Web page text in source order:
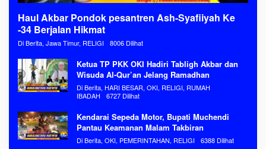
Haul Akbar Pondok pesantren Ash-Syafiiyah Ke
-34 Berjalan Hikmat
Di Berita, Jawa Timur, RELIGI 8006 Dilihat
Ketua TP PKK OKI Hadiri Tabligh Akbar dan
Wisuda Al-Qur’an Jelang Ramadhan
Di Berita, HARI BESAR, OKI, RELIGI, RUMAH
IBADAH
6727 Dilihat
Kendarai Sepeda Motor, Bupati Muchendi
Pantau Keamanan Malam Takbiran
Di Berita, OKI, PEMERINTAHAN, RELIGI 6388 Dilihat